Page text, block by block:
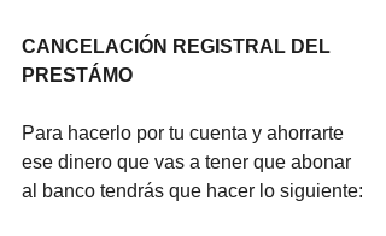
CANCELACIÓN REGISTRAL DEL
PRESTÁMO
Para hacerlo por tu cuenta y ahorrarte
ese dinero que vas a tener que abonar
al banco tendrás que hacer lo siguiente: